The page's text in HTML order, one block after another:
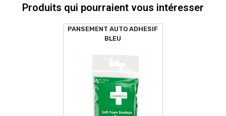
Produits qui pourraient vous intéresser
PANSEMENT AUTO ADHESIF
BLEU